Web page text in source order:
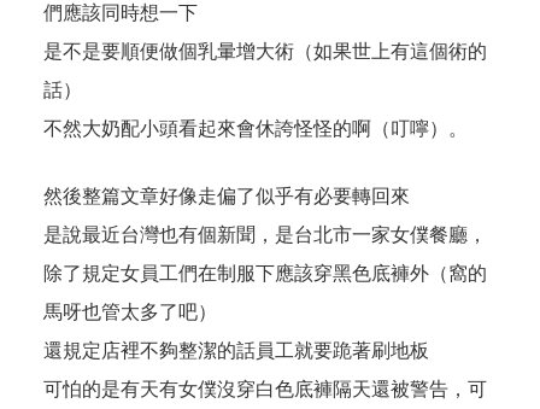
們應該同時想一下
是不是要順便做個乳暈增大術（如果世上有這個術的
話）
不然大奶配小頭看起來會休誇怪怪的啊（叮嚀）。
然後整篇文章好像走偏了似乎有必要轉回來
是說最近台灣也有個新聞，是台北市一家女僕餐廳，
除了規定女員工們在制服下應該穿黑色底褲外（窩的
馬呀也管太多了吧）
還規定店裡不夠整潔的話員工就要跪著刷地板
可怕的是有天有女僕沒穿白色底褲隔天還被警告，可